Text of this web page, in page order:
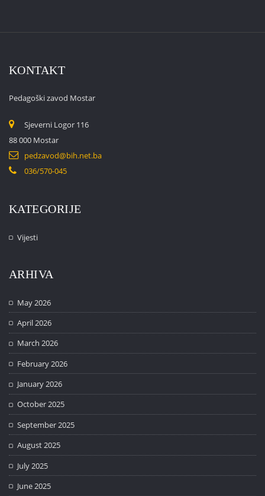
KONTAKT
Pedagoški zavod Mostar
Sjeverni Logor 116
88 000 Mostar
pedzavod@bih.net.ba
036/570-045
KATEGORIJE
Vijesti
ARHIVA
May 2026
April 2026
March 2026
February 2026
January 2026
October 2025
September 2025
August 2025
July 2025
June 2025